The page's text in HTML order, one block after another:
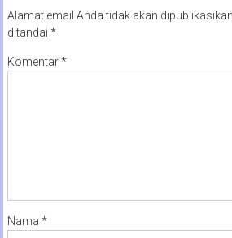
Alamat email Anda tidak akan dipublikasikan.
ditandai *
Komentar*
Nama *